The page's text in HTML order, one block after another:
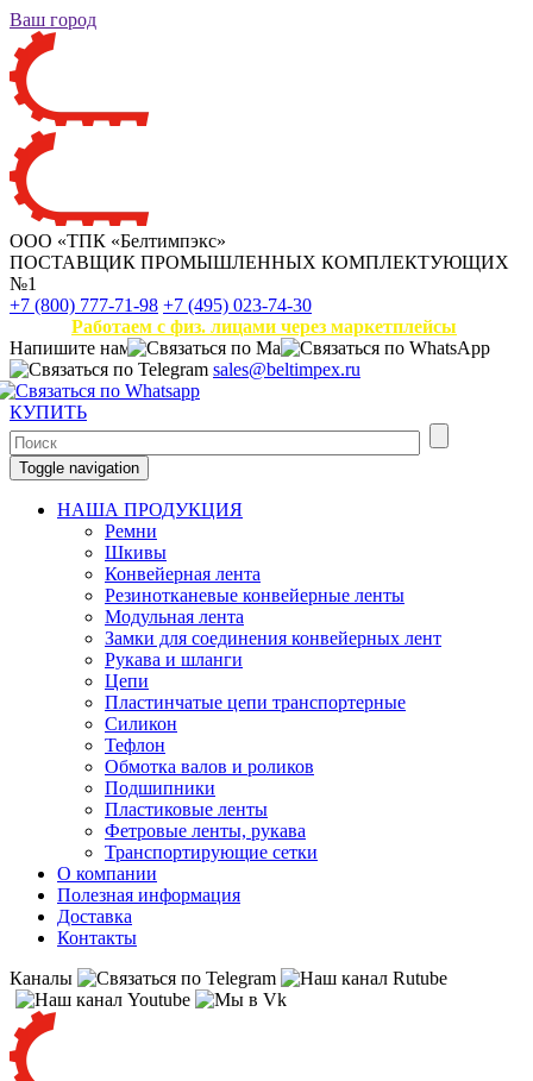
Ваш город
ООО «ТПК «Белтимпэкс»
ПОСТАВЩИК ПРОМЫШЛЕННЫХ КОМПЛЕКТУЮЩИХ
№1
+7 (800) 777-71-98 +7 (495) 023-74-30
Работаем с физ. лицами через маркетплейсы
Напишите нам
sales@beltimpex.ru
КУПИТЬ
Toggle navigation
НАША ПРОДУКЦИЯ
Ремни
Шкивы
Конвейерная лента
Резинотканевые конвейерные ленты
Модульная лента
Замки для соединения конвейерных лент
Рукава и шланги
Цепи
Пластинчатые цепи транспортерные
Силикон
Тефлон
Обмотка валов и роликов
Подшипники
Пластиковые ленты
Фетровые ленты, рукава
Транспортирующие сетки
О компании
Полезная информация
Доставка
Контакты
Каналы